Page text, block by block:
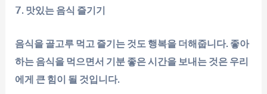
7. 맛있는 음식 즐기기
음식을 골고루 먹고 즐기는 것도 행복을 더해줍니다. 좋아
하는 음식을 먹으면서 기분 좋은 시간을 보내는 것은 우리
에게 큰 힘이 될 것입니다.